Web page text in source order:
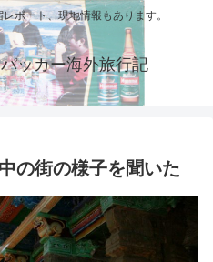
ポート、現地情報もあります。
ッカー海外旅行記
の街の様子を聞いた